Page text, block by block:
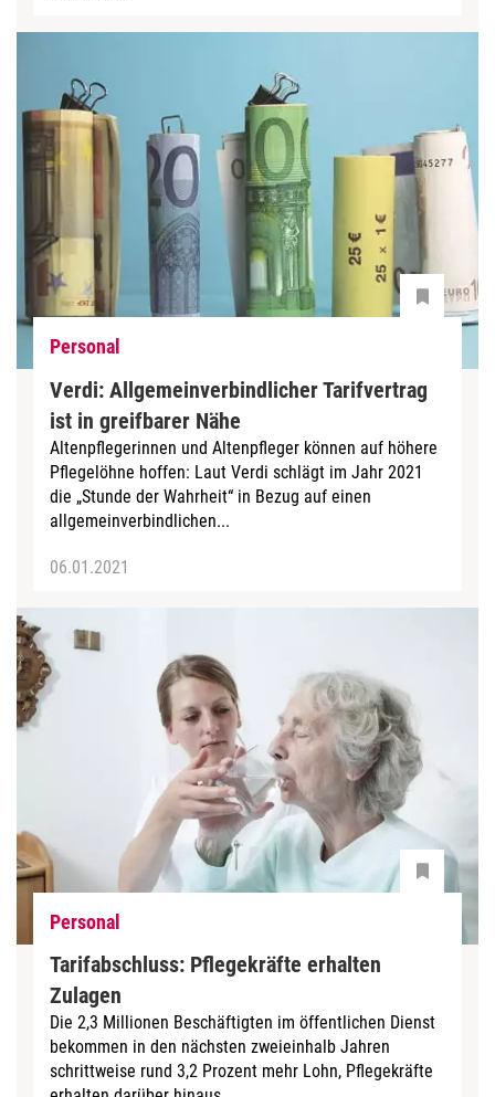
Personal
Verdi: Allgemeinverbindlicher Tarifvertrag
ist in greifbarer Nähe
Altenpflegerinnen und Altenpfleger können auf höhere
Pflegelöhne hoffen: Laut Verdi schlägt im Jahr 2021
die „Stunde der Wahrheit“ in Bezug auf einen
allgemeinverbindlichen...
06.01.2021
Personal
Tarifabschluss: Pflegekräfte erhalten
Zulagen
Die 2,3 Millionen Beschäftigten im öffentlichen Dienst
bekommen in den nächsten zweieinhalb Jahren
schrittweise rund 3,2 Prozent mehr Lohn, Pflegekräfte